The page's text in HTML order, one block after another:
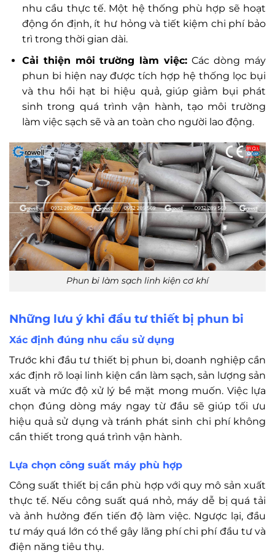
nhu cầu thực tế. Một hệ thống phù hợp sẽ hoạt
động ổn định, ít hư hỏng và tiết kiệm chi phí bảo
trì trong thời gian dài.
Cải thiện môi trường làm việc: Các dòng máy
phun bi hiện nay được tích hợp hệ thống lọc bụi
và thu hồi hạt bi hiệu quả, giúp giảm bụi phát
sinh trong quá trình vận hành, tạo môi trường
làm việc sạch sẽ và an toàn cho người lao động.
Phun bi làm sạch linh kiện cơ khí
Những lưu ý khi đầu tư thiết bị phun bi
Xác định đúng nhu cầu sử dụng
Trước khi đầu tư thiết bị phun bi, doanh nghiệp cần
xác định rõ loại linh kiện cần làm sạch, sản lượng sản
xuất và mức độ xử lý bề mặt mong muốn. Việc lựa
chọn đúng dòng máy ngay từ đầu sẽ giúp tối ưu
hiệu quả sử dụng và tránh phát sinh chi phí không
cần thiết trong quá trình vận hành.
Lựa chọn công suất máy phù hợp
Công suất thiết bị cần phù hợp với quy mô sản xuất
thực tế. Nếu công suất quá nhỏ, máy dễ bị quá tải
và ảnh hưởng đến tiến độ làm việc. Ngược lại, đầu
tư máy quá lớn có thể gây lãng phí chi phí đầu tư và
điện năng tiêu thụ.